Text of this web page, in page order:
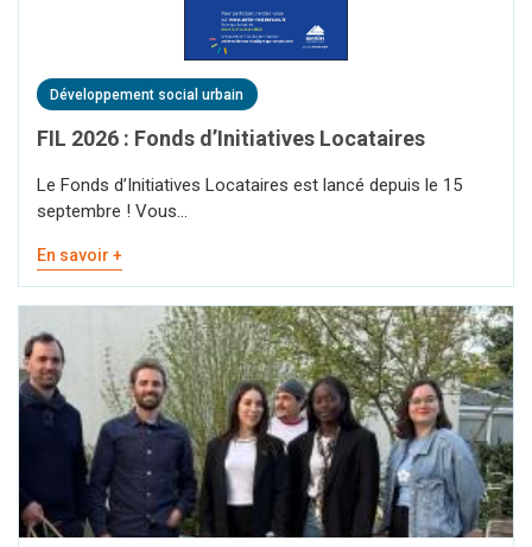
Développement social urbain
FIL 2026 : Fonds d’Initiatives Locataires
Le Fonds d’Initiatives Locataires est lancé depuis le 15
septembre ! Vous...
En savoir +